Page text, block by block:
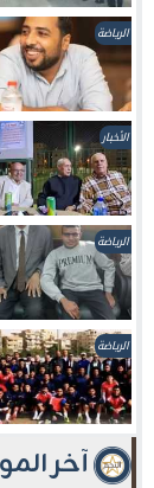
الرياضة
الأخبار
الرياضة
الرياضة
آخر